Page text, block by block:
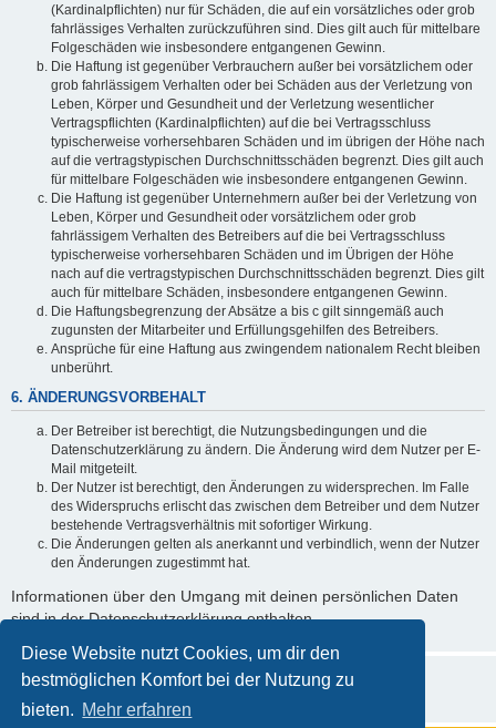
Diese Website nutzt Cookies, um dir den
bestmöglichen Komfort bei der Nutzung zu
bieten. Mehr erfahren
(Kardinalpflichten) nur für Schäden, die auf ein vorsätzliches oder grob
fahrlässiges Verhalten zurückzuführen sind. Dies gilt auch für mittelbare
Folgeschäden wie insbesondere entgangenen Gewinn.
Die Haftung ist gegenüber Verbrauchern außer bei vorsätzlichem oder
grob fahrlässigem Verhalten oder bei Schäden aus der Verletzung von
Leben, Körper und Gesundheit und der Verletzung wesentlicher
Vertragspflichten (Kardinalpflichten) auf die bei Vertragsschluss
typischerweise vorhersehbaren Schäden und im übrigen der Höhe nach
auf die vertragstypischen Durchschnittsschäden begrenzt. Dies gilt auch
für mittelbare Folgeschäden wie insbesondere entgangenen Gewinn.
Die Haftung ist gegenüber Unternehmern außer bei der Verletzung von
Leben, Körper und Gesundheit oder vorsätzlichem oder grob
fahrlässigem Verhalten des Betreibers auf die bei Vertragsschluss
typischerweise vorhersehbaren Schäden und im Übrigen der Höhe
nach auf die vertragstypischen Durchschnittsschäden begrenzt. Dies gilt
auch für mittelbare Schäden, insbesondere entgangenen Gewinn.
Die Haftungsbegrenzung der Absätze a bis c gilt sinngemäß auch
zugunsten der Mitarbeiter und Erfüllungsgehilfen des Betreibers.
Ansprüche für eine Haftung aus zwingendem nationalem Recht bleiben
unberührt.
6. ÄNDERUNGSVORBEHALT
Der Betreiber ist berechtigt, die Nutzungsbedingungen und die
Datenschutzerklärung zu ändern. Die Änderung wird dem Nutzer per E-
Mail mitgeteilt.
Der Nutzer ist berechtigt, den Änderungen zu widersprechen. Im Falle
des Widerspruchs erlischt das zwischen dem Betreiber und dem Nutzer
bestehende Vertragsverhältnis mit sofortiger Wirkung.
Die Änderungen gelten als anerkannt und verbindlich, wenn der Nutzer
den Änderungen zugestimmt hat.
Informationen über den Umgang mit deinen persönlichen Daten
sind in der Datenschutzerklärung enthalten.